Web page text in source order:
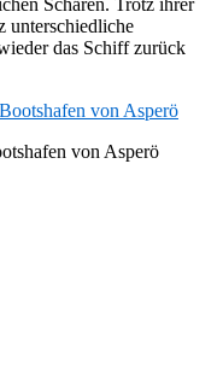
unterschiedliche
das Schiff zurück
von Asperö